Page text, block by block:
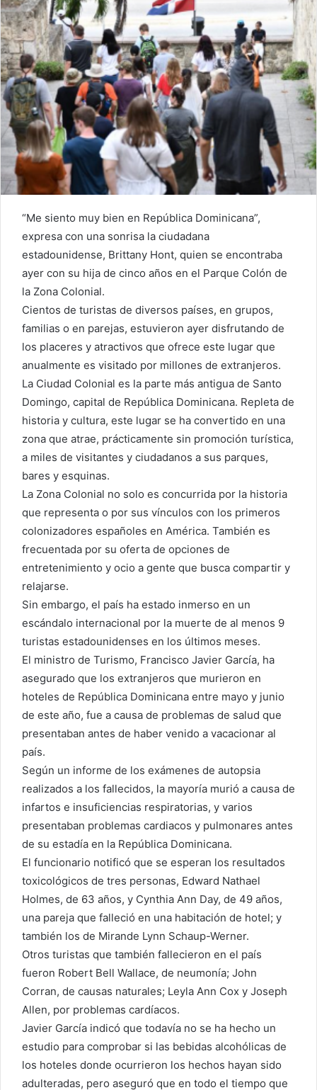
“Me siento muy bien en República Dominicana”,
expresa con una sonrisa la ciudadana
estadounidense, Brittany Hont, quien se encontraba
ayer con su hija de cinco años en el Parque Colón de
la Zona Colonial.
Cientos de turistas de diversos países, en grupos,
familias o en parejas, estuvieron ayer disfrutando de
los placeres y atractivos que ofrece este lugar que
anualmente es visitado por millones de extranjeros.
La Ciudad Colonial es la parte más antigua de Santo
Domingo, capital de República Dominicana. Repleta de
historia y cultura, este lugar se ha convertido en una
zona que atrae, prácticamente sin promoción turística,
a miles de visitantes y ciudadanos a sus parques,
bares y esquinas.
La Zona Colonial no solo es concurrida por la historia
que representa o por sus vínculos con los primeros
colonizadores españoles en América. También es
frecuentada por su oferta de opciones de
entretenimiento y ocio a gente que busca compartir y
relajarse.
Sin embargo, el país ha estado inmerso en un
escándalo internacional por la muerte de al menos 9
turistas estadounidenses en los últimos meses.
El ministro de Turismo, Francisco Javier García, ha
asegurado que los extranjeros que murieron en
hoteles de República Dominicana entre mayo y junio
de este año, fue a causa de problemas de salud que
presentaban antes de haber venido a vacacionar al
país.
Según un informe de los exámenes de autopsia
realizados a los fallecidos, la mayoría murió a causa de
infartos e insuficiencias respiratorias, y varios
presentaban problemas cardiacos y pulmonares antes
de su estadía en la República Dominicana.
El funcionario notificó que se esperan los resultados
toxicológicos de tres personas, Edward Nathael
Holmes, de 63 años, y Cynthia Ann Day, de 49 años,
una pareja que falleció en una habitación de hotel; y
también los de Mirande Lynn Schaup-Werner.
Otros turistas que también fallecieron en el país
fueron Robert Bell Wallace, de neumonía; John
Corran, de causas naturales; Leyla Ann Cox y Joseph
Allen, por problemas cardíacos.
Javier García indicó que todavía no se ha hecho un
estudio para comprobar si las bebidas alcohólicas de
los hoteles donde ocurrieron los hechos hayan sido
adulteradas, pero aseguró que en todo el tiempo que